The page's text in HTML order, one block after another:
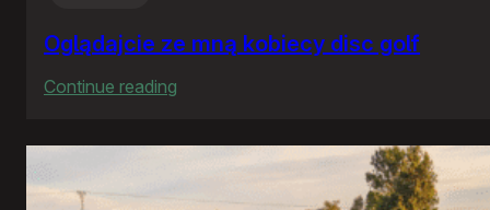
Oglądajcie ze mną kobiecy disc golf
Continue reading
ze
kobiecy